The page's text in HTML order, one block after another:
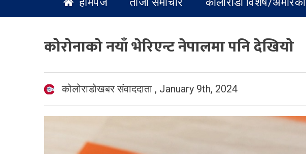
कोरोनाको नयाँ भेरिएन्ट नेपालमा पनि देखियो
कोलोराडोखबर संवाददाता , January 9th, 2024